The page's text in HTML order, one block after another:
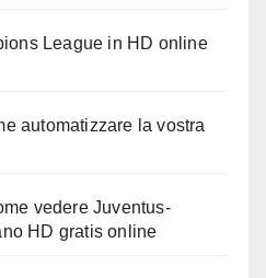
League in HD online
automatizzare la vostra
vedere Juventus-
HD gratis online